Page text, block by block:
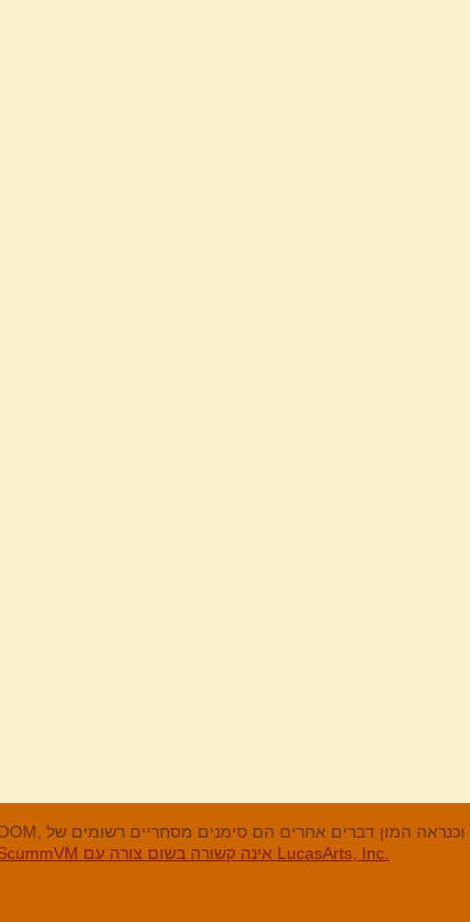
האחרים והסימנים המסחריים הרשומים הם בבעלות החברות שלהם. ScummVM אינה קשורה בשום צורה עם LucasArts, Inc.